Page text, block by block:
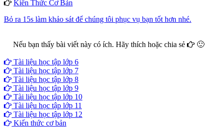
Kiến Thức Cơ Bản
Bỏ ra 15s làm khảo sát để chúng tôi phục vụ bạn tốt hơn nhé.
Nếu bạn thấy bài viết này có ích. Hãy thích hoặc chia sẻ
🙂
Tài liệu học tập lớp 6
Tài liệu học tập lớp 7
Tài liệu học tập lớp 8
Tài liệu học tập lớp 9
Tài liệu học tập lớp 10
Tài liệu học tập lớp 11
Tài liệu học tập lớp 12
Kiến thức cơ bản